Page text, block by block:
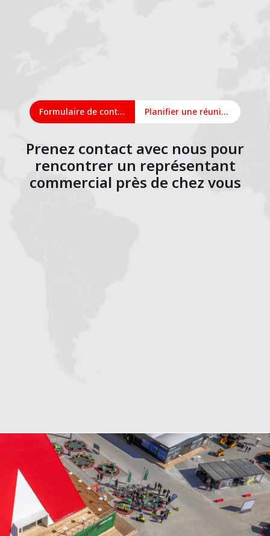
Formulaire de contact Planifier une réunion en ligne
Prenez contact avec nous pour
rencontrer un représentant
commercial près de chez vous